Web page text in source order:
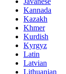
Kannada
Kazakh
Khmer
Kurdish
Kyrgyz
Latin
Latvian
Lithuanian